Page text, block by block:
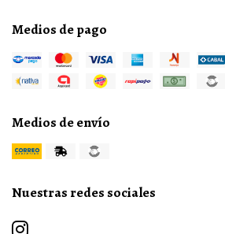
Medios de pago
Medios de envío
Nuestras redes sociales